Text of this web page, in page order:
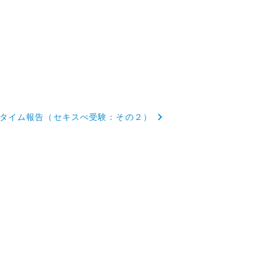
イム報告（セキスぺ受験：その２）